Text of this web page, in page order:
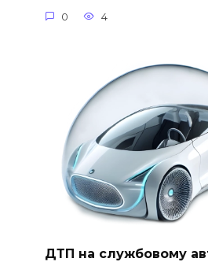
0 4
ДТП на службовому